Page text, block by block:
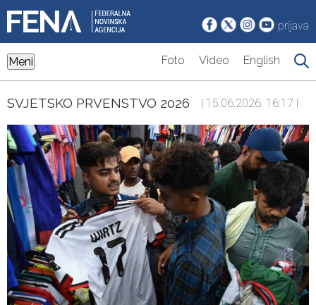
prijava
Meni Foto Video English
SVJETSKO PRVENSTVO 2026 | 15.06.2026. 16:17 |